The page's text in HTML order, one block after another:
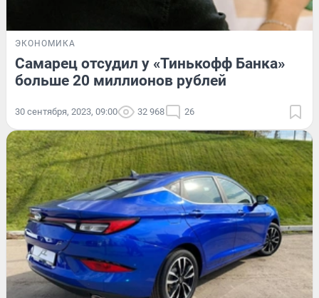
ЭКОНОМИКА
Самарец отсудил у «Тинькофф Банка»
больше 20 миллионов рублей
30 сентября, 2023, 09:00 32 968 26